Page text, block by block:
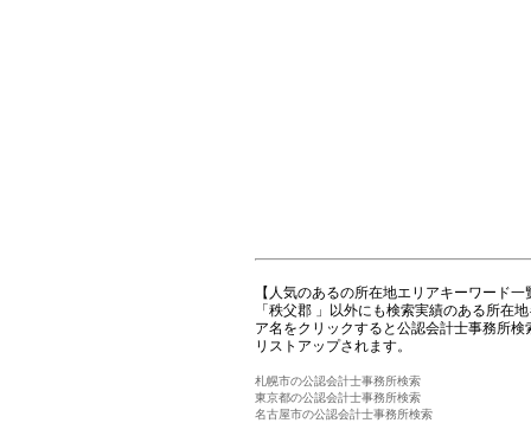
【人気のあるの所在地エリアキーワード一
「秩父郡 」以外にも検索実績のある所在
ア名をクリックすると公認会計士事務所
リストアップされます。
札幌市の公認会計士事務所検索
東京都の公認会計士事務所検索
名古屋市の公認会計士事務所検索